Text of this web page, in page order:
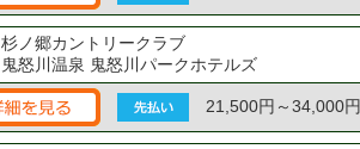
杉ノ郷カントリークラブ
鬼怒川温泉 鬼怒川パークホテルズ
21,500円～34,000円